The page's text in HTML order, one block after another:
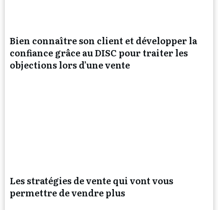
Bien connaître son client et développer la
confiance grâce au DISC pour traiter les
objections lors d’une vente
Les stratégies de vente qui vont vous
permettre de vendre plus